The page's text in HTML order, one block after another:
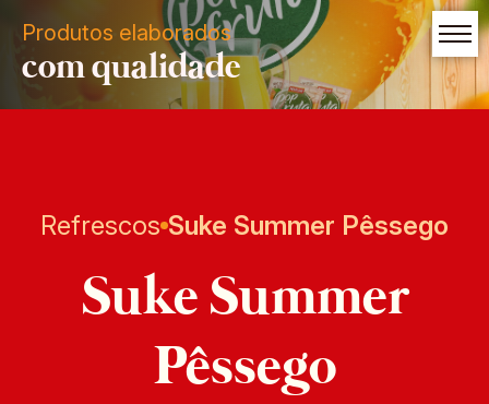
Produtos elaborados
com qualidade
Refrescos Suke Summer Pêssego
Suke Summer
Pêssego